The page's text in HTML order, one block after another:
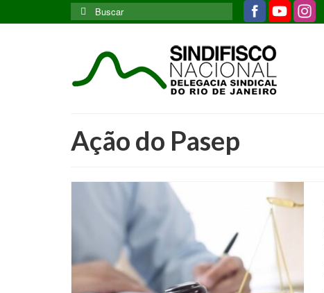
Buscar
por:
Ação do Pasep